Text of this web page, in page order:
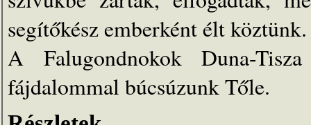
segítőkész emberként élt köztünk.
A Falugondnokok Duna-
fájdalommal búcsúzunk Tőle.